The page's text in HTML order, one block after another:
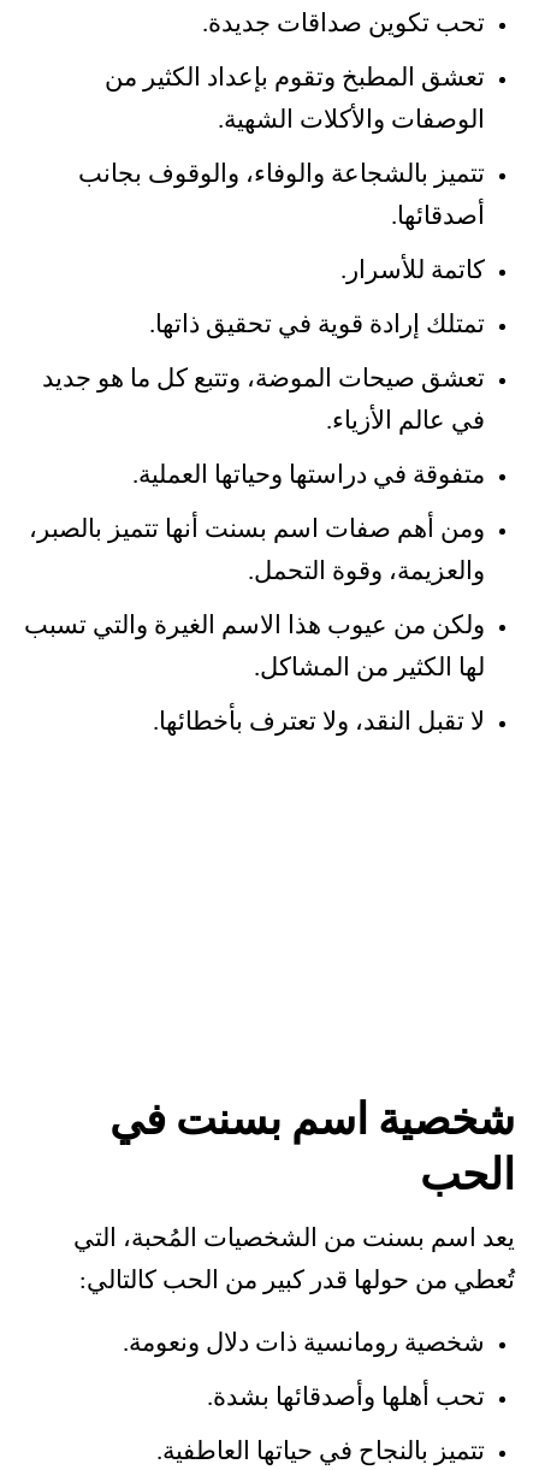
تحب تكوين صداقات جديدة.
تعشق المطبخ وتقوم بإعداد الكثير من
الوصفات والأكلات الشهية.
تتميز بالشجاعة والوفاء، والوقوف بجانب
أصدقائها.
كاتمة للأسرار.
تمتلك إرادة قوية في تحقيق ذاتها.
تعشق صيحات الموضة، وتتبع كل ما هو جديد
في عالم الأزياء.
متفوقة في دراستها وحياتها العملية.
ومن أهم صفات اسم بسنت أنها تتميز بالصبر،
والعزيمة، وقوة التحمل.
ولكن من عيوب هذا الاسم الغيرة والتي تسبب
لها الكثير من المشاكل.
لا تقبل النقد، ولا تعترف بأخطائها.
شخصية اسم بسنت في
الحب
يعد اسم بسنت من الشخصيات المُحبة، التي
تُعطي من حولها قدر كبير من الحب كالتالي:
شخصية رومانسية ذات دلال ونعومة.
تحب أهلها وأصدقائها بشدة.
تتميز بالنجاح في حياتها العاطفية.